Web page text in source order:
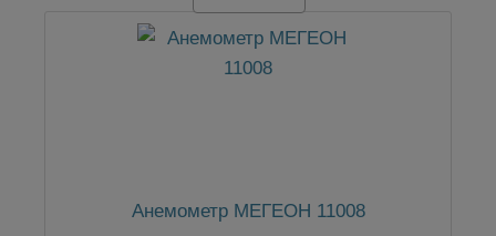
Анемометр МЕГЕОН 11008